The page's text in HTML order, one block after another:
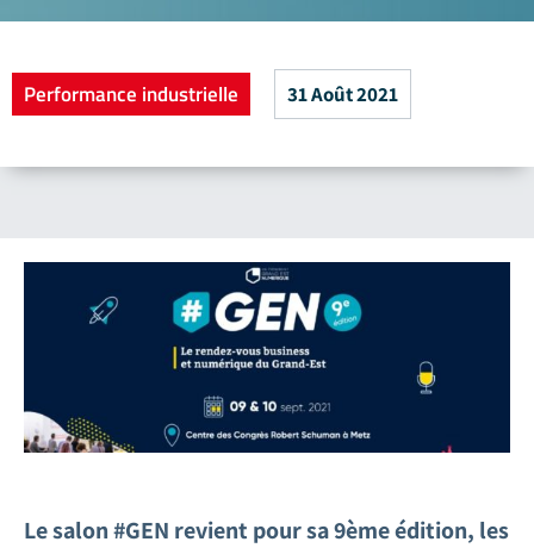
Performance industrielle 31 Août 2021
Le salon #GEN revient pour sa 9ème édition, les